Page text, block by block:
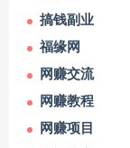
搞钱副业
福缘网
网赚交流
网赚教程
网赚项目